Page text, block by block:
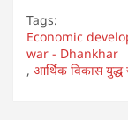
at
s
A
c
e
b
Tags:
Economic
war - Dhankhar
, आर्थिक विकास